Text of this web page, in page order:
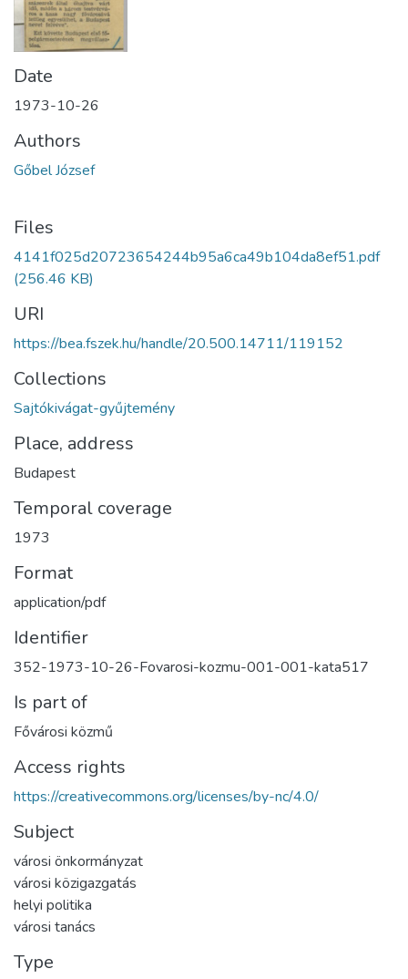
Date
1973-10-26
Authors
Gőbel József
Files
4141f025d20723654244b95a6ca49b104da8ef51.pdf
(256.46 KB)
URI
https://bea.fszek.hu/handle/20.500.14711/119152
Collections
Sajtókivágat-gyűjtemény
Place, address
Budapest
Temporal coverage
1973
Format
application/pdf
Identifier
352-1973-10-26-Fovarosi-kozmu-001-001-kata517
Is part of
Fővárosi közmű
Access rights
https://creativecommons.org/licenses/by-nc/4.0/
Subject
városi önkormányzat
városi közigazgatás
helyi politika
városi tanács
Type